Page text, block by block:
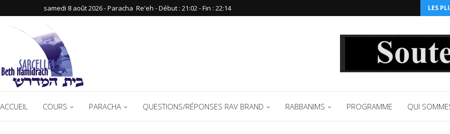
samedi 8 août 2026 - Paracha ‪ Re'eh‬ - Début : 21:02‬ - Fin : ‪22:14‬ LES
ACCUEIL COURS PARACHA QUESTIONS/RÉPONSES RAV BRAND RABBANIMS PROGRAMME QUI